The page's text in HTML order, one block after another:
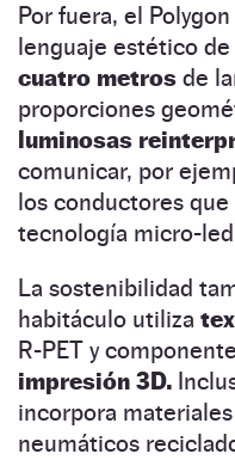
Por fuera, el
lenguaje estético de
cuatro metros de
proporciones
luminosas
comunicar, por
los conductores
tecnología micro-
La sostenibilidad
habitáculo utiliza
R-PET y
impresión 3D.
incorpora
neumáticos